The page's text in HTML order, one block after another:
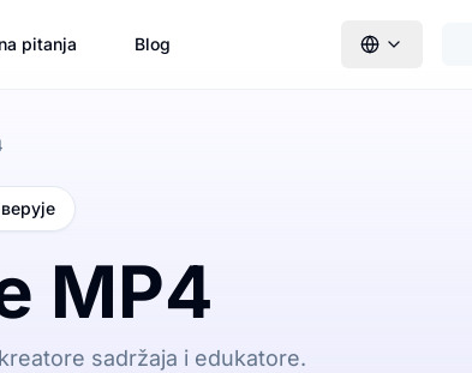
pitanja Blog
MP4
sadržaja i edukatore.